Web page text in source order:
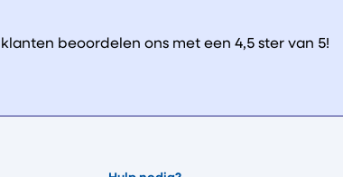
beoordelen ons met een 4,5 ster van 5!